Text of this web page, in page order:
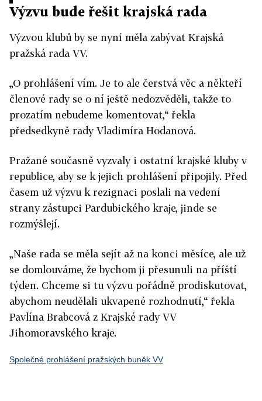
Výzvu bude řešit krajská rada
Výzvou klubů by se nyní měla zabývat Krajská
pražská rada VV.
„O prohlášení vím. Je to ale čerstvá věc a někteří
členové rady se o ní ještě nedozvěděli, takže to
prozatím nebudeme komentovat,“ řekla
předsedkyně rady Vladimíra Hodanová.
Pražané současně vyzvaly i ostatní krajské kluby v
republice, aby se k jejich prohlášení připojily. Před
časem už výzvu k rezignaci poslali na vedení
strany zástupci Pardubického kraje, jinde se
rozmýšlejí.
„Naše rada se měla sejít až na konci měsíce, ale už
se domlouváme, že bychom ji přesunuli na příští
týden. Chceme si tu výzvu pořádně prodiskutovat,
abychom neudělali ukvapené rozhodnutí,“ řekla
Pavlína Brabcová z Krajské rady VV
Jihomoravského kraje.
Společné prohlášení pražských buněk VV